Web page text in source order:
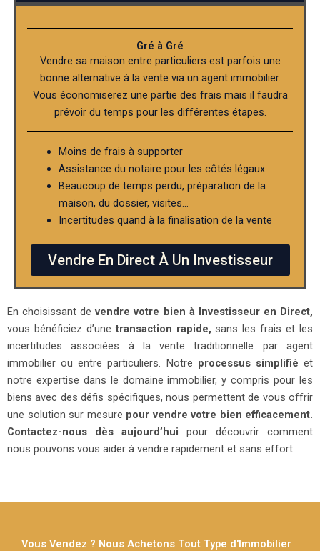
Gré à Gré
Vendre sa maison entre particuliers est parfois une
bonne alternative à la vente via un agent immobilier.
Vous économiserez une partie des frais mais il faudra
prévoir du temps pour les différentes étapes.
Moins de frais à supporter
Assistance du notaire pour les côtés légaux
Beaucoup de temps perdu, préparation de la
maison, du dossier, visites…
Incertitudes quand à la finalisation de la vente
Vendre En Direct À Un Investisseur
En choisissant devendre votre bien à Investisseur en Direct,
vous bénéficiez d’une transaction rapide, sans les frais et les
incertitudes associées à la vente traditionnelle par agent
immobilier ou entre particuliers. Notre processus simplifié et
notre expertise dans le domaine immobilier, y compris pour les
biens avec des défis spécifiques, nous permettent de vous offrir
une solution sur mesure pour vendre votre bien efficacement.
Contactez-nous dès aujourd’hui pour découvrir comment
nous pouvons vous aider à vendre rapidement et sans effort.
Vous Vendez ? Nous Achetons Tout Type d'Immobilier